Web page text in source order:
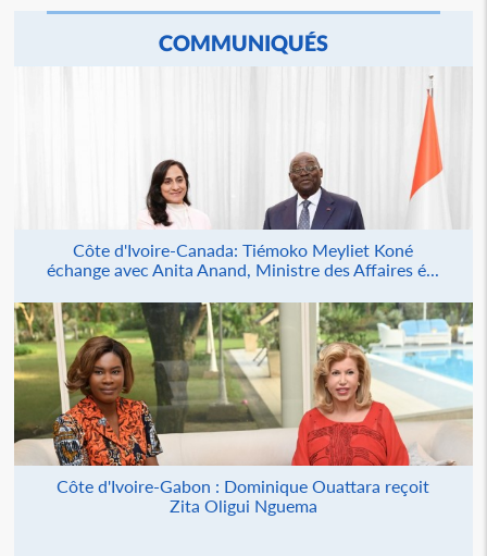
COMMUNIQUÉS
Côte d'Ivoire-Canada: Tiémoko Meyliet Koné
échange avec Anita Anand, Ministre des Affaires é...
Côte d'Ivoire-Gabon : Dominique Ouattara reçoit
Zita Oligui Nguema